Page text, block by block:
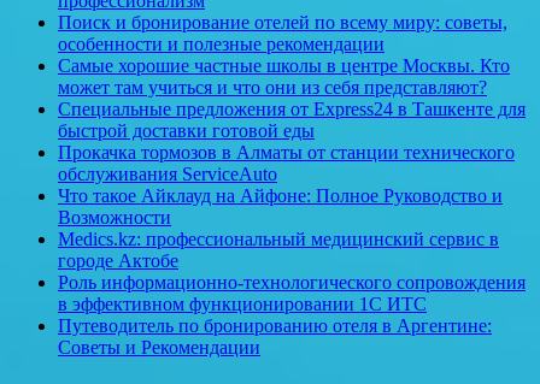
Поиск и бронирование отелей по всему миру: советы,
особенности и полезные рекомендации
Самые хорошие частные школы в центре Москвы. Кто
может там учиться и что они из себя представляют?
Специальные предложения от Express24 в Ташкенте для
быстрой доставки готовой еды
Прокачка тормозов в Алматы от станции технического
обслуживания ServiceAuto
Что такое Айклауд на Айфоне: Полное Руководство и
Возможности
Medics.kz: профессиональный медицинский сервис в
городе Актобе
Роль информационно-технологического сопровождения
в эффективном функционировании 1С ИТС
Путеводитель по бронированию отеля в Аргентине:
Советы и Рекомендации